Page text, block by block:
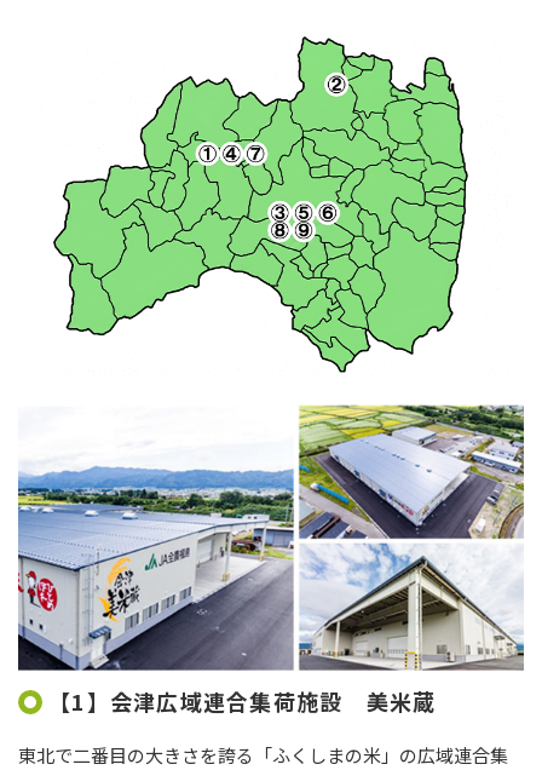
【1】会津広域連合集荷施設 美米蔵
東北で二番目の大きさを誇る「ふくしまの米」の広域連合集